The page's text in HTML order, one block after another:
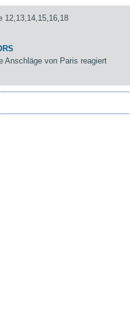
12,13,14,15,16,18
Anschläge von Paris reagiert